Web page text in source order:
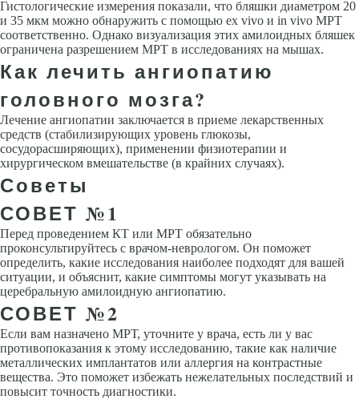
Гистологические измерения показали, что бляшки диаметром 20
и 35 мкм можно обнаружить с помощью ex vivo и in vivo МРТ
соответственно. Однако визуализация этих амилоидных бляшек
ограничена разрешением МРТ в исследованиях на мышах.
Как лечить ангиопатию
головного мозга?
Лечение ангиопатии заключается в приеме лекарственных
средств (стабилизирующих уровень глюкозы,
сосудорасширяющих), применении физиотерапии и
хирургическом вмешательстве (в крайних случаях).
Советы
СОВЕТ №1
Перед проведением КТ или МРТ обязательно
проконсультируйтесь с врачом-неврологом. Он поможет
определить, какие исследования наиболее подходят для вашей
ситуации, и объяснит, какие симптомы могут указывать на
церебральную амилоидную ангиопатию.
СОВЕТ №2
Если вам назначено МРТ, уточните у врача, есть ли у вас
противопоказания к этому исследованию, такие как наличие
металлических имплантатов или аллергия на контрастные
вещества. Это поможет избежать нежелательных последствий и
повысит точность диагностики.